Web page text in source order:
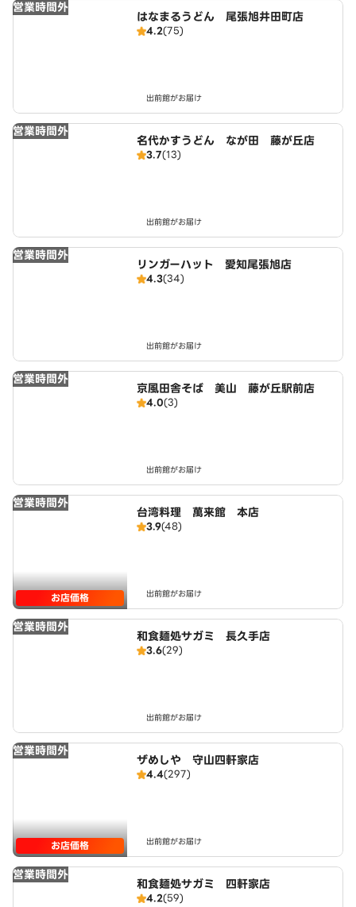
営業時間外
はなまるうどん 尾張旭井田町店
4.2(75)
出前館がお届け
営業時間外
名代かすうどん なが田 藤が丘店
3.7(13)
出前館がお届け
営業時間外
リンガーハット 愛知尾張旭店
4.3(34)
出前館がお届け
営業時間外
京風田舎そば 美山 藤が丘駅前店
4.0(3)
出前館がお届け
営業時間外
お店価格
台湾料理 萬来館 本店
3.9(48)
出前館がお届け
営業時間外
和食麺処サガミ 長久手店
3.6(29)
出前館がお届け
営業時間外
お店価格
ザめしや 守山四軒家店
4.4(297)
出前館がお届け
営業時間外
和食麺処サガミ 四軒家店
4.2(59)